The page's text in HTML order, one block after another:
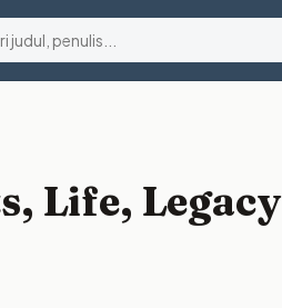
Life, Legacy